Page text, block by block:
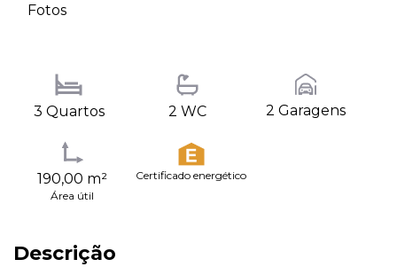
Fotos
3 Quartos 2 WC 2 Garagens
190,00 m²
Área útil
Certificado energético
Descrição